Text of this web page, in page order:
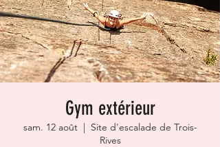
Gym extérieur
sam. 12 août
  |
Site d'escalade de Trois-
Rives